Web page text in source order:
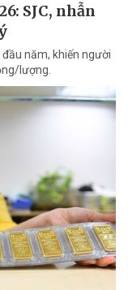
SJC, nhẫn
năm, khiến người
lượng.